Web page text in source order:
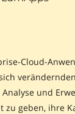
Cloud-
und
geben, ihre